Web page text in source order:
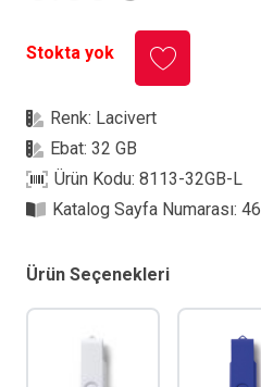
Stokta yok
Renk: Lacivert
Ebat:32 GB
Ürün Kodu:8113-32GB-L
Katalog Sayfa Numarası:46
Ürün Seçenekleri